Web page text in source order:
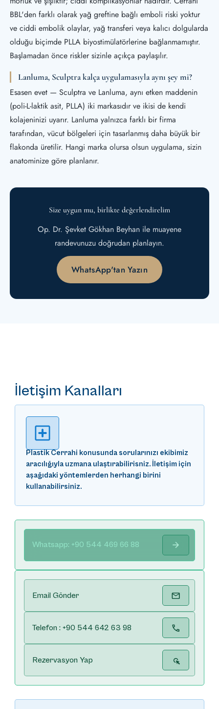
BBL'den farklı olarak yağ greftine bağlı emboli riski yoktur
ve ciddi embolik olaylar, yağ transferi veya kalıcı dolgularda
olduğu biçimde PLLA biyostimülatörlerine bağlanmamıştır.
Başlamadan önce riskler sizinle açıkça paylaşılır.
Lanluma, Sculptra kalça uygulamasıyla aynı şey mi?
Esasen evet — Sculptra ve Lanluma, aynı etken maddenin
(poli-L-laktik asit, PLLA) iki markasıdır ve ikisi de kendi
kolajeninizi uyarır. Lanluma yalnızca farklı bir firma
tarafından, vücut bölgeleri için tasarlanmış daha büyük bir
flakonda üretilir. Hangi marka olursa olsun uygulama, sizin
anatominize göre planlanır.
Size uygun mu, birlikte değerlendirelim
Op. Dr. Şevket Gökhan Beyhan ile muayene
randevunuzu doğrudan planlayın.
WhatsApp'tan Yazın
İletişim Kanalları
Plastik Cerrahi konusunda sorularınızı ekibimiz
aracılığıyla uzmana ulaştırabilirisniz. İletişim için
aşağıdaki yöntemlerden herhangi birini
kullanabilirsiniz.
Whatsapp: +90 544 469 66 88
Email Gönder
Telefon : +90 544 642 63 98
Rezervasyon Yap